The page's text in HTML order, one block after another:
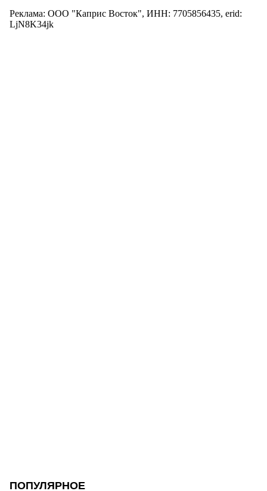
Реклама: ООО "Каприс Восток", ИНН: 7705856435, erid:
LjN8K34jk
ПОПУЛЯРНОЕ